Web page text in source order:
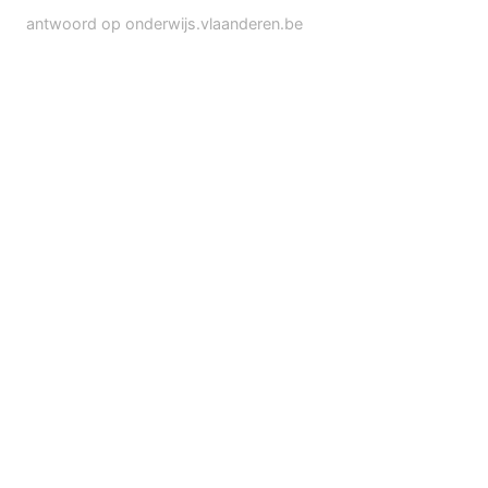
antwoord op onderwijs.vlaanderen.be